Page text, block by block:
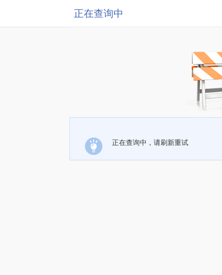
正在查询中
正在查询中，请刷新重试